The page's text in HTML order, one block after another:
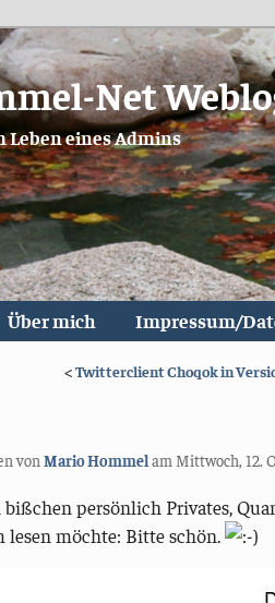
Net
Leben eines Admins
Über mich Impressum/
<Twitterclient Choqok in
von Mario Hommelam Mittwoch, 12.
persönlich Privates,
lesen möchte: Bitte schön.